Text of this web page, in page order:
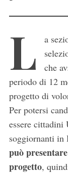
L
a
che
periodo di 12
progetto di
Per potersi
essere cittadini
soggiornanti in
può
progetto,